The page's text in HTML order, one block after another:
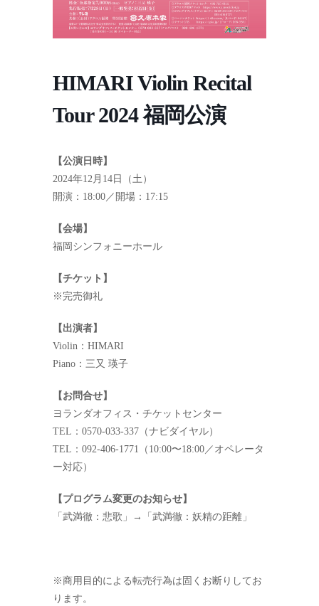
HIMARI Violin Recital
Tour 2024 福岡公演
【公演日時】
2024年12月14日（土）
開演：18:00／開場：17:15
【会場】
福岡シンフォニーホール
【チケット】
※完売御礼
【出演者】
Violin：HIMARI
Piano：三又 瑛子
【お問合せ】
ヨランダオフィス・チケットセンター
TEL：0570-033-337（ナビダイヤル）
TEL：092-406-1771（10:00〜18:00／オペレータ
ー対応）
【プログラム変更のお知らせ】
「武満徹：悲歌」→「武満徹：妖精の距離」
※商用目的による転売行為は固くお断りしてお
ります。